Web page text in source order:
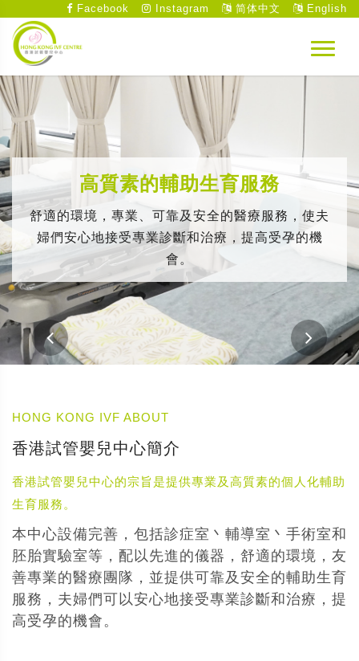
Facebook Instagram 简体中文 English
高質素的輔助生育服務
舒適的環境，專業、可靠及安全的醫療服務，使夫
婦們安心地接受專業診斷和治療，提高受孕的機
會。
HONG KONG IVF ABOUT
香港試管嬰兒中心簡介
香港試管嬰兒中心的宗旨是提供專業及高質素的個人化輔助
生育服務。
本中心設備完善，包括診症室丶輔導室丶手術室和
胚胎實驗室等，配以先進的儀器，舒適的環境，友
善專業的醫療團隊，並提供可靠及安全的輔助生育
服務，夫婦們可以安心地接受專業診斷和治療，提
高受孕的機會。